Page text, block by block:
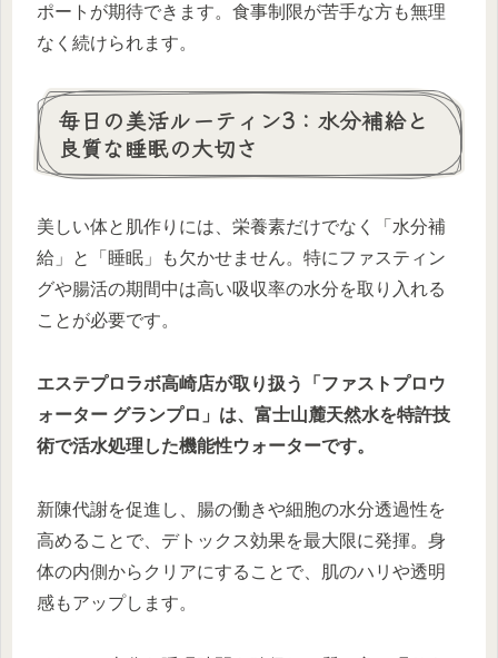
ポートが期待できます。食事制限が苦手な方も無理
なく続けられます。
毎日の美活ルーティン3：水分補給と
良質な睡眠の大切さ
美しい体と肌作りには、栄養素だけでなく「水分補
給」と「睡眠」も欠かせません。特にファスティン
グや腸活の期間中は高い吸収率の水分を取り入れる
ことが必要です。
エステプロラボ高崎店が取り扱う「ファストプロウ
ォーター グランプロ」は、富士山麓天然水を特許技
術で活水処理した機能性ウォーターです。
新陳代謝を促進し、腸の働きや細胞の水分透過性を
高めることで、デトックス効果を最大限に発揮。身
体の内側からクリアにすることで、肌のハリや透明
感もアップします。